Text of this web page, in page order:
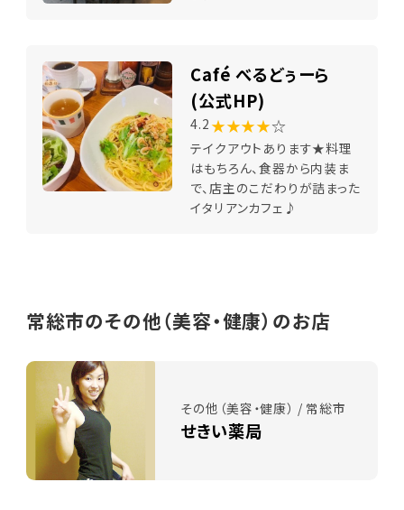
Café べるどぅーら
(公式HP)
4.2 ★★★★☆
テイクアウトあります★料理
はもちろん、食器から内装ま
で、店主のこだわりが詰まった
イタリアンカフェ♪
常総市のその他（美容・健康）のお店
その他（美容・健康） / 常総市
せきい薬局